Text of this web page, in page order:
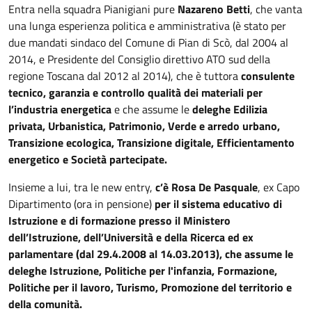
Entra nella squadra Pianigiani pure Nazareno Betti, che vanta
una lunga esperienza politica e amministrativa (è stato per
due mandati sindaco del Comune di Pian di Scò, dal 2004 al
2014, e Presidente del Consiglio direttivo ATO sud della
regione Toscana dal 2012 al 2014), che è tuttoraconsulente
tecnico, garanzia e controllo qualità dei materiali per
l’industria energeticae che assume ledeleghe Edilizia
privata, Urbanistica, Patrimonio, Verde e arredo urbano,
Transizione ecologica, Transizione digitale, Efficientamento
energetico e Società partecipate.
Insieme a lui, tra le new entry, c’è Rosa De Pasquale, ex Capo
Dipartimento (ora in pensione) per il sistema educativo di
Istruzione e di formazione presso il Ministero
dell’Istruzione, dell’Università e della Ricerca ed ex
parlamentare (dal 29.4.2008 al 14.03.2013), che assume le
deleghe Istruzione, Politiche per l'infanzia, Formazione,
Politiche per il lavoro, Turismo, Promozione del territorio e
della comunità.